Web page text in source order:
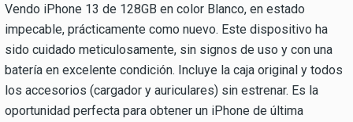
Vendo iPhone 13 de 128GB en color Blanco, en estado
impecable, prácticamente como nuevo. Este dispositivo ha
sido cuidado meticulosamente, sin signos de uso y con una
batería en excelente condición. Incluye la caja original y todos
los accesorios (cargador y auriculares) sin estrenar. Es la
oportunidad perfecta para obtener un iPhone de última